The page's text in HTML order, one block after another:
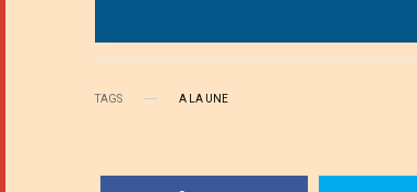
TAGS A LA UNE